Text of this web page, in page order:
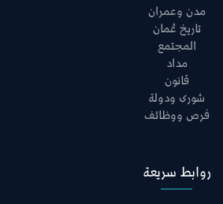
مدن وعمران
تاريخ عُمان
المجتمع
مداد
قانون
شورى ودولة
فرص ووظائف
روابط سريعة